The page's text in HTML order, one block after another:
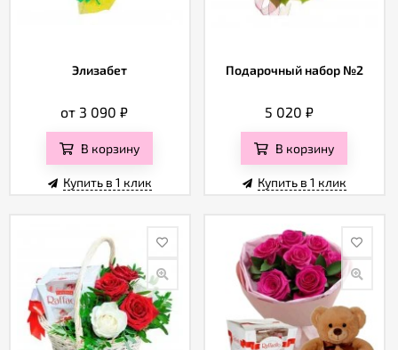
Элизабет
от 3 090₽
В корзину
Купить в 1 клик
Подарочный набор №2
5 020 ₽
В корзину
Купить в 1 клик